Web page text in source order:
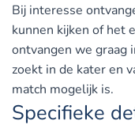
Bij interesse
kunnen kijken of het
ontvangen we graag
zoekt in de kater en
match mogelijk is.
Specifieke